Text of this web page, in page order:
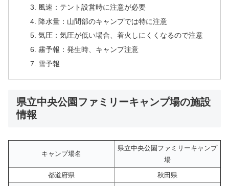
風速：テント設営時に注意が必要
降水量：山間部のキャンプでは特に注意
気圧：気圧が低い場合、着火しにくくなるので注意
霧予報：発生時、キャンプ注意
雪予報
県立中央公園ファミリーキャンプ場の施設
情報
キャンプ場名
県立中央公園ファミリーキャンプ
場
都道府県
秋田県